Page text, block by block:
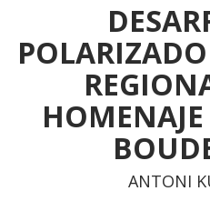
HOMENAJE
ANTONI